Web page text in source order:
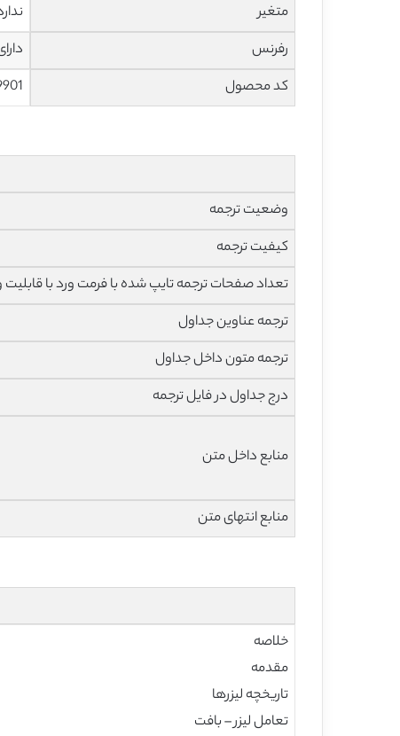
متغیر
رفرنس
کد محصول
وضعیت ترجمه
کیفیت ترجمه
تعداد صفحات ترجمه تایپ شده با فرمت ورد با قابلیت
ترجمه عناوین جداول
ترجمه متون داخل جداول
درج جداول در فایل ترجمه
منابع داخل متن
منابع انتهای متن
خلاصه
مقدمه
تاریخچه لیزرها
تعامل لیزر – بافت